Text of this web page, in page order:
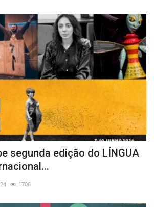
segunda edição do LÍNGUA
1706